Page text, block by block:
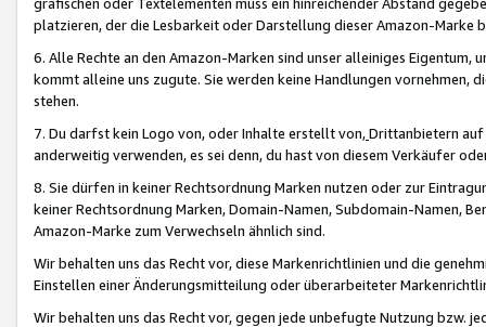
platzieren, der die Lesbarkeit oder Darstellung dieser Amazon-Marke
6. Alle Rechte an den Amazon-Marken sind unser alleiniges
kommt alleine uns zugute. Sie werden keine Handlungen vornehmen,
stehen.
7. Du darfst kein Logo von, oder Inhalte erstellt von,Drittanbietern auf
anderweitig verwenden, es sei denn, du hast von diesem Verkäufer
8. Sie dürfen in keiner Rechtsordnung Marken nutzen oder zur
keiner Rechtsordnung Marken, Domain-Namen, Subdomain-Namen,
Amazon-Marke zum Verwechseln ähnlich sind.
Wir behalten uns das Recht vor, diese Markenrichtlinien und die
Einstellen einer Änderungsmitteilung oder überarbeiteter
Wir behalten uns das Recht vor, gegen jede unbefugte Nutzung bzw.